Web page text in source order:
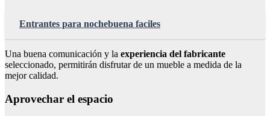
Entrantes para nochebuena faciles
Una buena comunicación y la experiencia del fabricante
seleccionado, permitirán disfrutar de un mueble a medida de la
mejor calidad.
Aprovechar el espacio